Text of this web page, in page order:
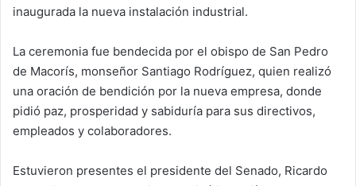
inaugurada la nueva instalación industrial.
La ceremonia fue bendecida por el obispo de San Pedro
de Macorís, monseñor Santiago Rodríguez, quien realizó
una oración de bendición por la nueva empresa, donde
pidió paz, prosperidad y sabiduría para sus directivos,
empleados y colaboradores.
Estuvieron presentes el presidente del Senado, Ricardo